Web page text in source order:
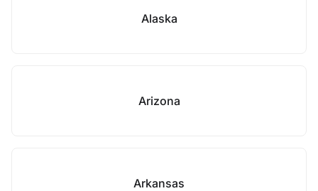
Alaska
Arizona
Arkansas